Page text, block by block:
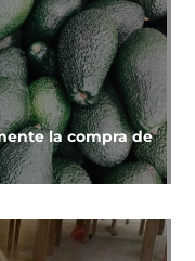
la compra de